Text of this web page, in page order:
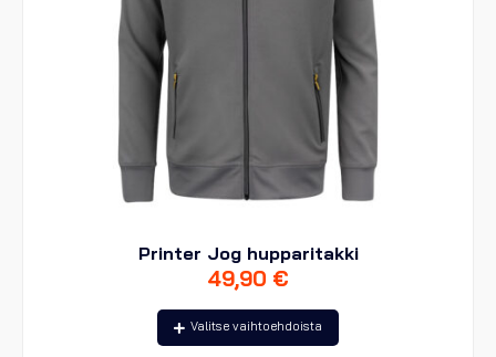
Printer Jog hupparitakki
49,90 €
Valitse vaihtoehdoista
Tällä
tuotteella